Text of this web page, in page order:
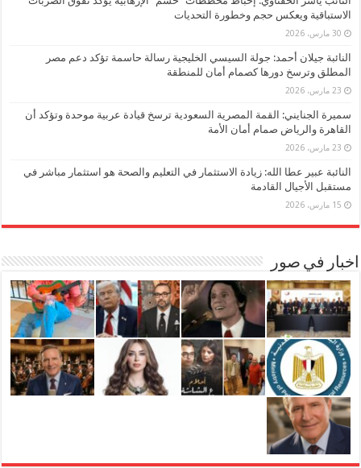
الاستباقية ويعكس حجم وخطورة التحديات
30 مارس، 2026
النائبة جيلان أحمد: جولة السيسي الخليجية رسالة حاسمة تؤكد دعم مصر
المطلق وترسخ دورها كصمام أمان للمنطقة
23 مارس، 2026
سميرة الجنايني: القمة المصرية السعودية ترسخ قيادة عربية موحدة وتؤكد أن
القاهرة والرياض صمام أمان الأمة
23 مارس، 2026
النائبة عبير عطا الله: زيادة الاستثمار في التعليم والصحة هو استثمار مباشر في
مستقبل الأجيال القادمة
15 مارس، 2026
اخبار في صور